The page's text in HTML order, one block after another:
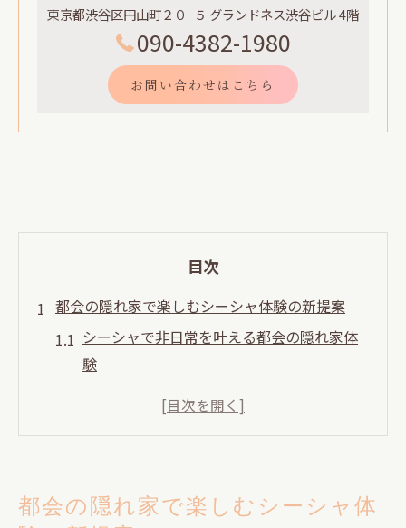
東京都渋谷区円山町２０−５ グランドネス渋谷ビル 4階
090-4382-1980
お問い合わせはこちら
目次
都会の隠れ家で楽しむシーシャ体験の新提案
シーシャで非日常を叶える都会の隠れ家体
験
渋谷新宿代々木で人気のシーシャ隠れ家空
シーシャと都内トレンドの融合したひとと
都会の隠れ家で楽しむシーシャ体